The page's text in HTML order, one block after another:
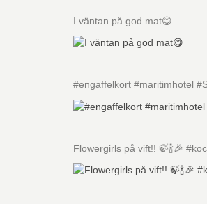
I väntan på god mat😋
#engaffelkort #maritimhotel
Flowergirls på vift!! 🍃🍾🎉